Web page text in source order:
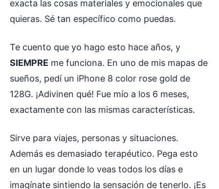
exacta las cosas materiales y emocionales que
quieras. Sé tan específico como puedas.
Te cuento que yo hago esto hace años, y
SIEMPRE me funciona. En uno de mis mapas de
sueños, pedí un iPhone 8 color rose gold de
128G. ¡Adivinen qué! Fue mío a los 6 meses,
exactamente con las mismas características.
Sirve para viajes, personas y situaciones.
Además es demasiado terapéutico. Pega esto
en un lugar donde lo veas todos los días e
imagínate sintiendo la sensación de tenerlo. ¡Es